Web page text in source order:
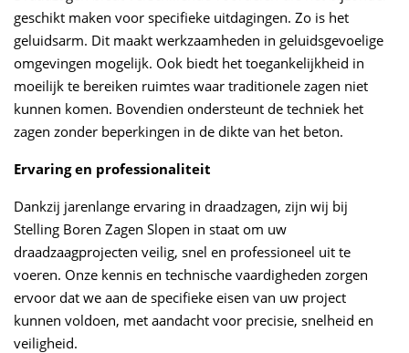
geschikt maken voor specifieke uitdagingen. Zo is het
geluidsarm. Dit maakt werkzaamheden in geluidsgevoelige
omgevingen mogelijk. Ook biedt het toegankelijkheid in
moeilijk te bereiken ruimtes waar traditionele zagen niet
kunnen komen. Bovendien ondersteunt de techniek het
zagen zonder beperkingen in de dikte van het beton.
Ervaring en professionaliteit
Dankzij jarenlange ervaring in draadzagen, zijn wij bij
Stelling Boren Zagen Slopen in staat om uw
draadzaagprojecten veilig, snel en professioneel uit te
voeren. Onze kennis en technische vaardigheden zorgen
ervoor dat we aan de specifieke eisen van uw project
kunnen voldoen, met aandacht voor precisie, snelheid en
veiligheid.